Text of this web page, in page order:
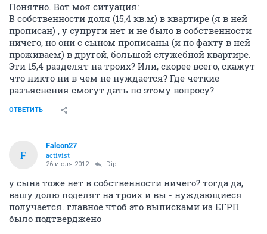
Понятно. Вот моя ситуация:
В собственности доля (15,4 кв.м) в квартире (я в ней
прописан) , у супруги нет и не было в собственности
ничего, но они с сыном прописаны (и по факту в ней
проживаем) в другой, большой служебной квартире.
Эти 15,4 разделят на троих? Или, скорее всего, скажут
что никто ни в чем не нуждается? Где четкие
разъяснения смогут дать по этому вопросу?
ОТВЕТИТЬ
F
Falcon27
activist
26 июля 2012 Dip
у сына тоже нет в собственности ничего? тогда да,
вашу долю поделят на троих и вы - нуждающиеся
получается. главное чтоб это выписками из ЕГРП
было подтверджено